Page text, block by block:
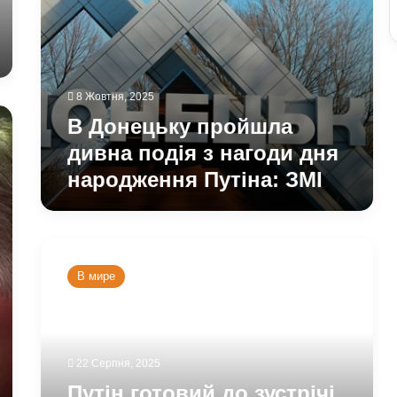
ЗМІ
8 Жовтня, 2025
В Донецьку пройшла
дивна подія з нагоди дня
народження Путіна: ЗМІ
готовий
Лавров
В мире
22 Серпня, 2025